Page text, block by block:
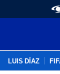
LUIS DÍAZ